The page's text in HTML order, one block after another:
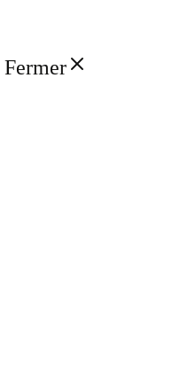
Fermer